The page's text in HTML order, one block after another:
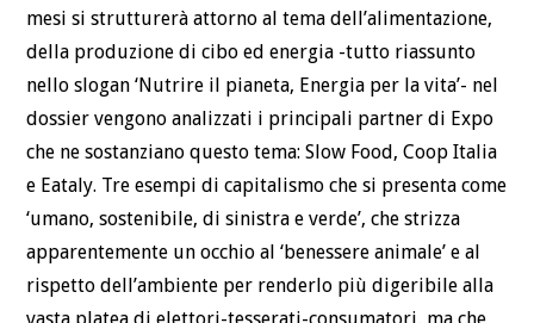
mesi si strutturerà attorno al tema dell’alimentazione,
della produzione di cibo ed energia -tutto riassunto
nello slogan ‘Nutrire il pianeta, Energia per la vita’- nel
dossier vengono analizzati i principali partner di Expo
che ne sostanziano questo tema: Slow Food, Coop Italia
e Eataly. Tre esempi di capitalismo che si presenta come
‘umano, sostenibile, di sinistra e verde’, che strizza
apparentemente un occhio al ‘benessere animale’ e al
rispetto dell’ambiente per renderlo più digeribile alla